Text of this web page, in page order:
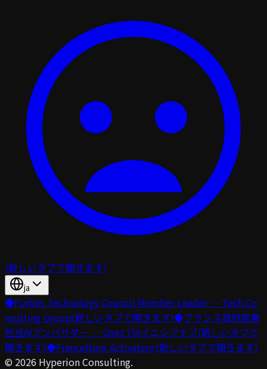
(新しいタブで開きます)
ja
◆Forbes Technology Council Member Leader — Tech Co
nsulting Group(新しいタブで開きます)◆フランス政府産業
担当AIアンバサダー — Osez l’IAイニシアチブ(新しいタブで
開きます)◆FranceNum Activateur(新しいタブで開きます)
© 2026 Hyperion Consulting.